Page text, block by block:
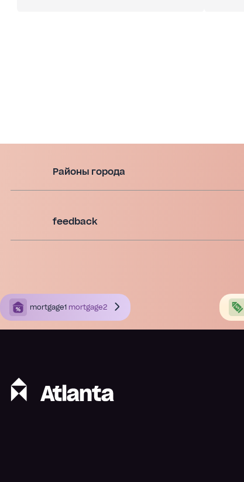
Районы города
feedback
mortgage1 mortgage2